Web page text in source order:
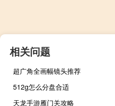
相关问题
超广角全画幅镜头推荐
512g怎么分盘合适
天龙手游雁门关攻略